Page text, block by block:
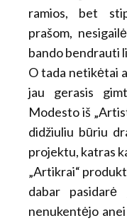
ramios, bet
prašom,
bando bendrauti
O tada netikėtai
jau gerasis
Modesto iš
didžiuliu būriu
projektu, katras
„Artikrai“
dabar pasidarė
nenukentėjo